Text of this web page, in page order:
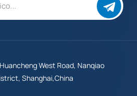
West Road, Nanqiao
Shanghai,China